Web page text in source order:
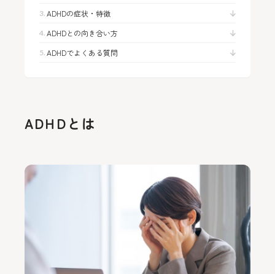
ADHDの症状・特徴
ADHDとの向き合い方
ADHDでよくある質問
ADHDとは